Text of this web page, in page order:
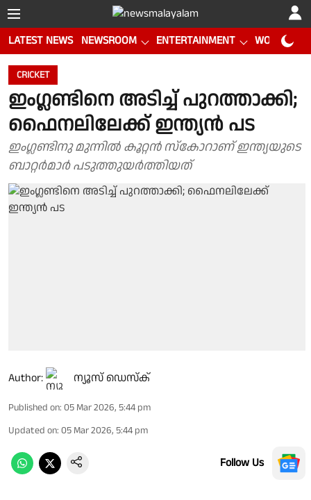
LATEST NEWS NEWSROOM ENTERTAINMENT WORLD CUP
CRICKET
ഇംഗ്ലണ്ടിനെ അടിച്ച് പുറത്താക്കി;
ഫൈനലിലേക്ക് ഇന്ത്യന്‍ പട
ഇംഗ്ലണ്ടിനു മുന്നില്‍ കൂറ്റന്‍ സ്‌കോറാണ് ഇന്ത്യയുടെ
ബാറ്റര്‍മാര്‍ പടുത്തുയര്‍ത്തിയത്
Author: ന്യൂസ് ഡെസ്ക്
Published on: 05 Mar 2026, 5:44 pm
Updated on: 05 Mar 2026, 5:44 pm
Follow Us